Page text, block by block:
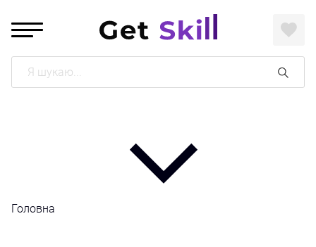
Поиск
Головна